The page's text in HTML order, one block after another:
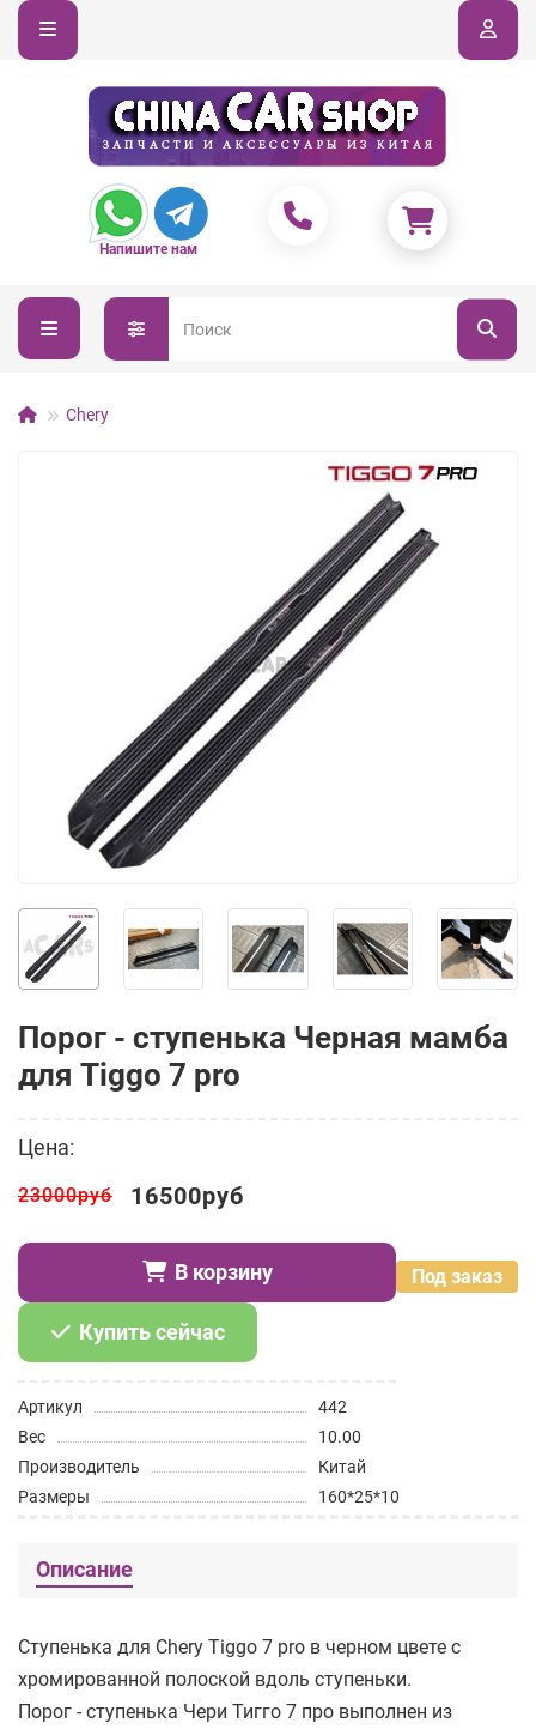
Напишите нам
Chery
Порог - ступенька Черная мамба
для Tiggo 7 pro
Цена:
23000руб 16500руб
Под заказ
В корзину
Купить сейчас
Артикул
442
Вес
10.00
Производитель
Китай
Размеры
160*25*10
Описание
Ступенька для Chery Tiggo 7 pro в черном цвете с
хромированной полоской вдоль ступеньки.
Порог - ступенька Чери Тигго 7 про выполнен из